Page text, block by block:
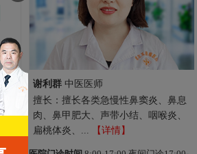
谢利群 中医医师
擅长：擅长各类急慢性鼻窦炎、鼻息
肉、鼻甲肥大、声带小结、咽喉炎、
扁桃体炎、...
【详情】